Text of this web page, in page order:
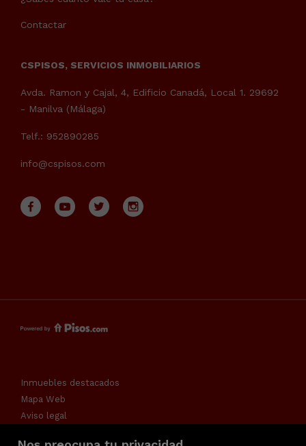
Contactar
CSPISOS, SERVICIOS INMOBILIARIOS
Avda. Ramon y Cajal, 4, Edificio Canadá, Local 1. 29692
- Manilva (Málaga)
Telf.: 952890285
info@cspisos.com
Inmuebles destacados
Mapa Web
Aviso legal